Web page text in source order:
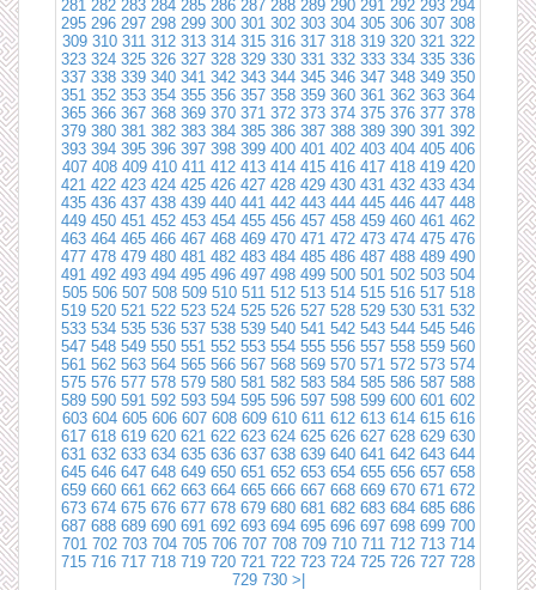
281 282 283 284 285 286 287 288 289 290 291 292 293 294
295 296 297 298 299 300 301 302 303 304 305 306 307 308
309 310 311 312 313 314 315 316 317 318 319 320 321 322
323 324 325 326 327 328 329 330 331 332 333 334 335 336
337 338 339 340 341 342 343 344 345 346 347 348 349 350
351 352 353 354 355 356 357 358 359 360 361 362 363 364
365 366 367 368 369 370 371 372 373 374 375 376 377 378
379 380 381 382 383 384 385 386 387 388 389 390 391 392
393 394 395 396 397 398 399 400 401 402 403 404 405 406
407 408 409 410 411 412 413 414 415 416 417 418 419 420
421 422 423 424 425 426 427 428 429 430 431 432 433 434
435 436 437 438 439 440 441 442 443 444 445 446 447 448
449 450 451 452 453 454 455 456 457 458 459 460 461 462
463 464 465 466 467 468 469 470 471 472 473 474 475 476
477 478 479 480 481 482 483 484 485 486 487 488 489 490
491 492 493 494 495 496 497 498 499 500 501 502 503 504
505 506 507 508 509 510 511 512 513 514 515 516 517 518
519 520 521 522 523 524 525 526 527 528 529 530 531 532
533 534 535 536 537 538 539 540 541 542 543 544 545 546
547 548 549 550 551 552 553 554 555 556 557 558 559 560
561 562 563 564 565 566 567 568 569 570 571 572 573 574
575 576 577 578 579 580 581 582 583 584 585 586 587 588
589 590 591 592 593 594 595 596 597 598 599 600 601 602
603 604 605 606 607 608 609 610 611 612 613 614 615 616
617 618 619 620 621 622 623 624 625 626 627 628 629 630
631 632 633 634 635 636 637 638 639 640 641 642 643 644
645 646 647 648 649 650 651 652 653 654 655 656 657 658
659 660 661 662 663 664 665 666 667 668 669 670 671 672
673 674 675 676 677 678 679 680 681 682 683 684 685 686
687 688 689 690 691 692 693 694 695 696 697 698 699 700
701 702 703 704 705 706 707 708 709 710 711 712 713 714
715 716 717 718 719 720 721 722 723 724 725 726 727 728
729 730 >|